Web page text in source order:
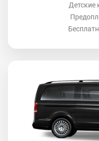
Детские